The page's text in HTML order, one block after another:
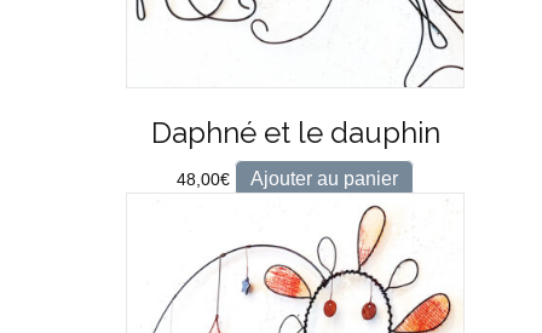
Daphné et le dauphin
48,00€ Ajouter au panier